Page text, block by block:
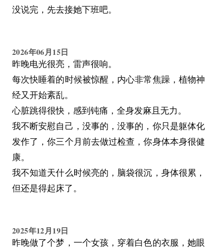
或许哪天真的能见到她，或许永远都见不到。
没说完，先去接她下班吧。
2026年06月15日
昨晚电光很亮，雷声很响。
每次快睡着的时候被惊醒，内心非常焦躁，植物神
经又开始紊乱。
心脏跳得很快，感到钝痛，全身发麻且无力。
我不断安慰自己，没事的，没事的，你只是躯体化
发作了，你三个月前去做过检查，你身体本身很健
康。
我不知道天什么时候亮的，脑袋很沉，身体很累，
但还是得起床了。
2025年12月19日
昨晚做了个梦，一个女孩，穿着白色的衣服，她眼